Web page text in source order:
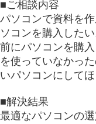
■ご相談内容
パソコンで資料を
ソコンを購入したい
前にパソコンを購
を使っていなかっ
いパソコンにしてほ
■解決結果
最適なパソコンの